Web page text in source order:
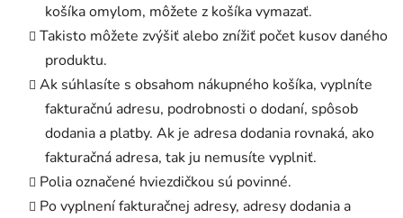
košíka omylom, môžete z košíka vymazať.
Takisto môžete zvýšiť alebo znížiť počet kusov daného
produktu.
Ak súhlasíte s obsahom nákupného košíka, vyplníte
fakturačnú adresu, podrobnosti o dodaní, spôsob
dodania a platby. Ak je adresa dodania rovnaká, ako
fakturačná adresa, tak ju nemusíte vyplniť.
Polia označené hviezdičkou sú povinné.
Po vyplnení fakturačnej adresy, adresy dodania a